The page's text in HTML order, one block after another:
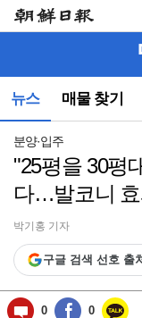
뉴스 매물 찾기
뉴
(컨
동)
분양·입주
"25평을 30평
다…발코니 효
박기홍 기자
구글 검색 선호 출
0 0